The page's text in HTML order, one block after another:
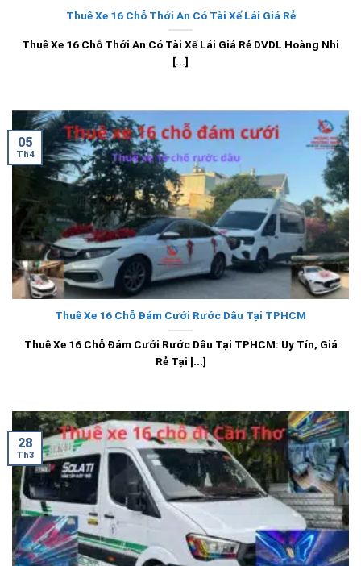
Thuê Xe 16 Chỗ Thới An Có Tài Xế Lái Giá Rẻ
Thuê Xe 16 Chỗ Thới An Có Tài Xế Lái Giá Rẻ DVDL Hoàng Nhi
[...]
Thuê Xe 16 Chỗ Đám Cưới Rước Dâu Tại TPHCM
Thuê Xe 16 Chỗ Đám Cưới Rước Dâu Tại TPHCM: Uy Tín, Giá
Rẻ Tại [...]
05
Th4
28
Th3